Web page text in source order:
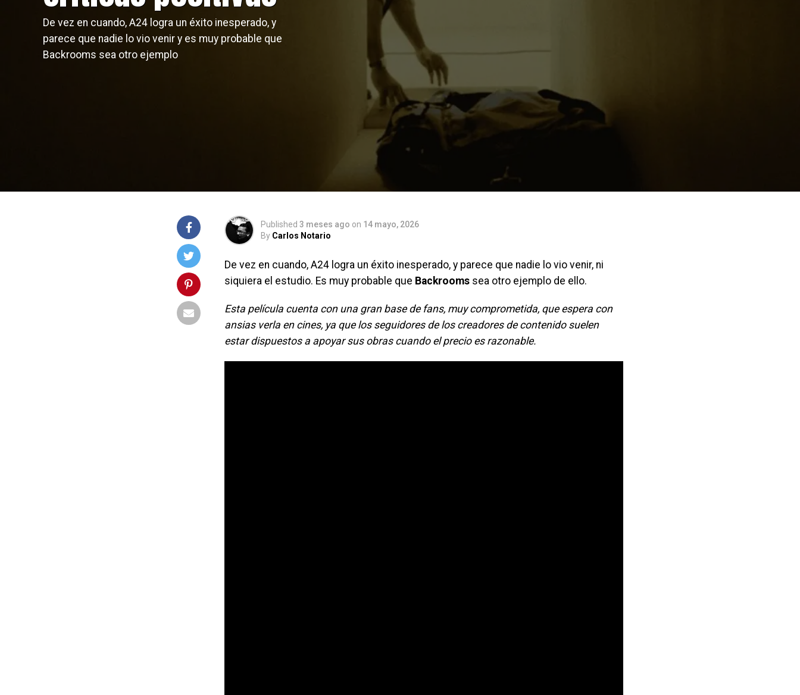
De vez en cuando, A24 logra un éxito inesperado, y
parece que nadie lo vio venir y es muy probable que
Backrooms sea otro ejemplo
Published 3 meses ago on 14 mayo, 2026
By Carlos Notario
De vez en cuando, A24 logra un éxito inesperado, y parece que nadie lo vio venir, ni
siquiera el estudio. Es muy probable que Backrooms sea otro ejemplo de ello.
Esta película cuenta con una gran base de fans, muy comprometida, que espera con
ansias verla en cines, ya que los seguidores de los creadores de contenido suelen
estar dispuestos a apoyar sus obras cuando el precio es razonable.